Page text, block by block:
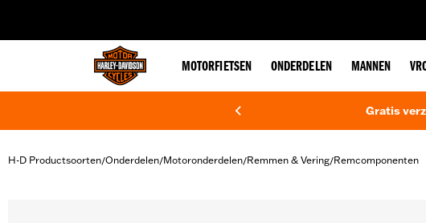
MOTORFIETSEN ONDERDELEN MANNEN
Gratis
H-D Productsoorten/Onderdelen/Motoronderdelen/Remmen & Vering/Remcomponenten